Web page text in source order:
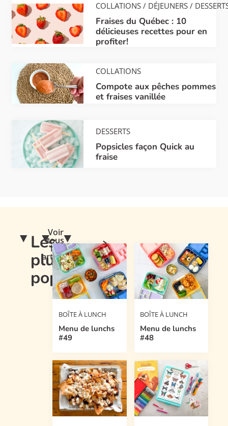
COLLATIONS / DÉJEUNERS /
Fraises du Québec : 10
délicieuses recettes pour en
profiter!
COLLATIONS
Compote aux pêches pommes
et fraises vanillée
DESSERTS
Popsicles façon Quick au
fraise
Les
plus
populaires
Voir
tous
les
articles
BOÎTE À LUNCH
Menu de lunchs
#49
BOÎTE À LUNCH
Menu de lunchs
#48